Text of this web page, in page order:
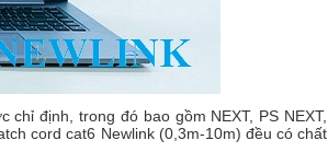
định, trong đó bao gồm NEXT, PS NEXT,
cord cat6 Newlink (0,3m-10m) đều có chất